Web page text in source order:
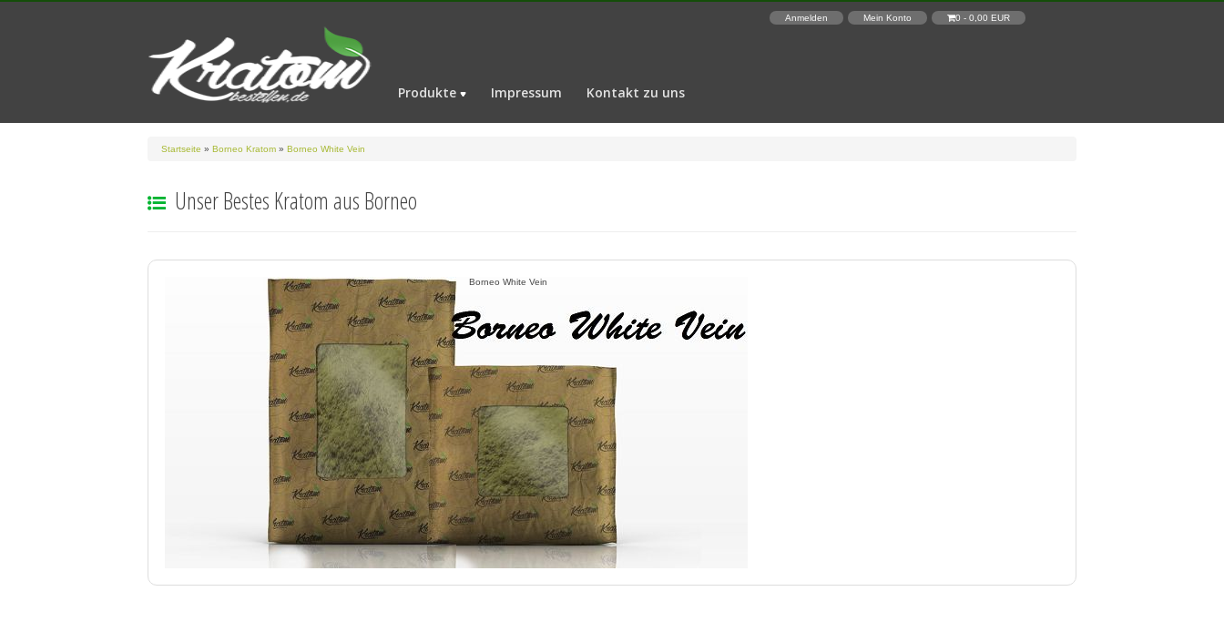
Produkte Impressum Kontakt zu uns
Anmelden Mein Konto 0 - 0,00 EUR
Startseite » Borneo Kratom » Borneo White Vein
Unser Bestes Kratom aus Borneo
Borneo White Vein